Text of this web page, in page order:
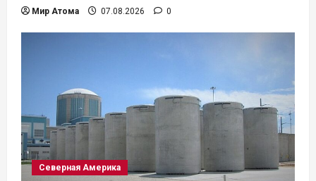
Мир Атома 07.08.2026 0
Северная Америка